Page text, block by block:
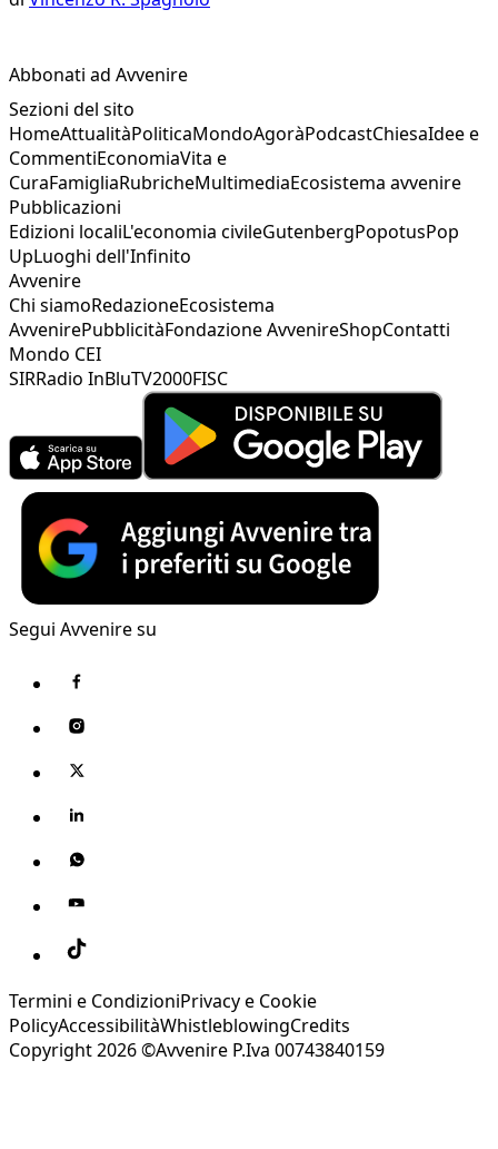
Abbonati ad Avvenire
Sezioni del sito
HomeAttualitàPoliticaMondoAgoràPodcastChiesaIdee e
CommentiEconomiaVita e
CuraFamigliaRubricheMultimediaEcosistema avvenire
Pubblicazioni
Edizioni localiL'economia civileGutenbergPopotusPop
UpLuoghi dell'Infinito
Avvenire
Chi siamoRedazioneEcosistema
AvvenirePubblicitàFondazione AvvenireShopContatti
Mondo CEI
SIRRadio InBluTV2000FISC
Segui Avvenire su
Termini e CondizioniPrivacy e Cookie
PolicyAccessibilitàWhistleblowingCredits
Copyright 2026 ©Avvenire P.Iva 00743840159